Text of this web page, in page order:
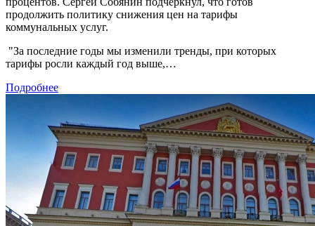
продолжить политику снижения цен на тарифы
коммунальных услуг.
"За последние годы мы изменили тренды, при которых
тарифы росли каждый год выше,…
Подробнее